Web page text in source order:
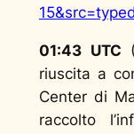
01:43 UTC
riuscita a
Center di
raccolto